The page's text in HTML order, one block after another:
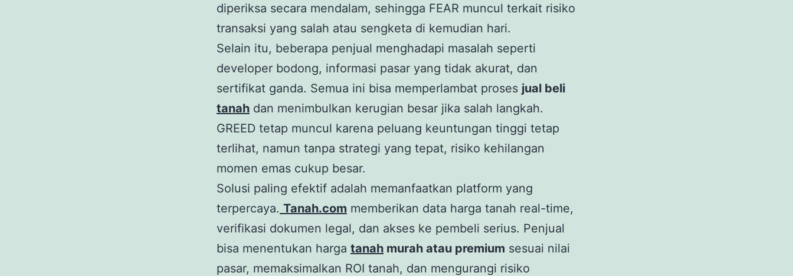
diperiksa secara mendalam, sehingga FEAR muncul terkait risiko
transaksi yang salah atau sengketa di kemudian hari.
Selain itu, beberapa penjual menghadapi masalah seperti
developer bodong, informasi pasar yang tidak akurat, dan
sertifikat ganda. Semua ini bisa memperlambat proses jual beli
tanah dan menimbulkan kerugian besar jika salah langkah.
GREED tetap muncul karena peluang keuntungan tinggi tetap
terlihat, namun tanpa strategi yang tepat, risiko kehilangan
momen emas cukup besar.
Solusi paling efektif adalah memanfaatkan platform yang
terpercaya. Tanah.com memberikan data harga tanah real-time,
verifikasi dokumen legal, dan akses ke pembeli serius. Penjual
bisa menentukan harga tanah murah atau premium sesuai nilai
pasar, memaksimalkan ROI tanah, dan mengurangi risiko